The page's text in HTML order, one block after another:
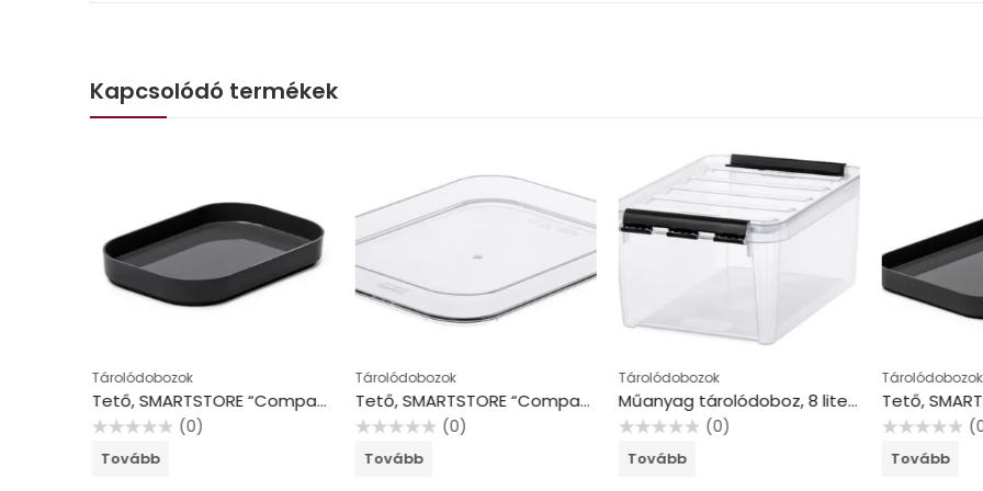
Kapcsolódó termékek
Tárolódobozok
Tető, SMARTSTORE “Compact XS”, szürke
(0)
Tovább
Tárolódobozok
Tető, SMARTSTORE “Compact Clear S”, átlátszó
(0)
Tovább
Tárolódobozok
Műanyag tárolódoboz, 8 liter, fekete fogantyúkkal, SMARTSTORE “Classic 10”, átlátszó
(0)
Tovább
Tárolódobozok
Tovább